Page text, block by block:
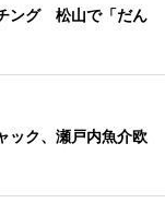
ング 松山で「だん
ック、瀬戸内魚介欧